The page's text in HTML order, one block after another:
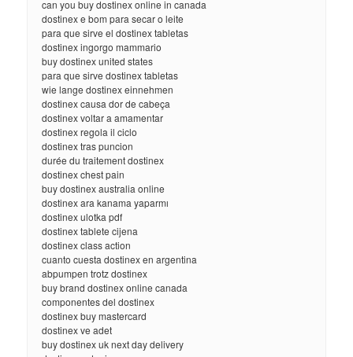
can you buy dostinex online in canada
dostinex e bom para secar o leite
para que sirve el dostinex tabletas
dostinex ingorgo mammario
buy dostinex united states
para que sirve dostinex tabletas
wie lange dostinex einnehmen
dostinex causa dor de cabeça
dostinex voltar a amamentar
dostinex regola il ciclo
dostinex tras puncion
durée du traitement dostinex
dostinex chest pain
buy dostinex australia online
dostinex ara kanama yaparmı
dostinex ulotka pdf
dostinex tablete cijena
dostinex class action
cuanto cuesta dostinex en argentina
abpumpen trotz dostinex
buy brand dostinex online canada
componentes del dostinex
dostinex buy mastercard
dostinex ve adet
buy dostinex uk next day delivery